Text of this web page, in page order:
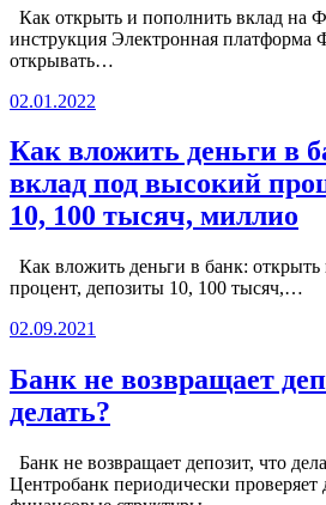
Как открыть и пополнить вклад на
инструкция Электронная платформа
открывать…
02.01.2022
Как вложить деньги в
вклад под высокий
10, 100 тысяч, миллио
Как вложить деньги в банк:
процент, депозиты 10, 100 тысяч,…
02.09.2021
Банк не возвращает
делать?
Банк не возвращает депозит, что
Центробанк периодически